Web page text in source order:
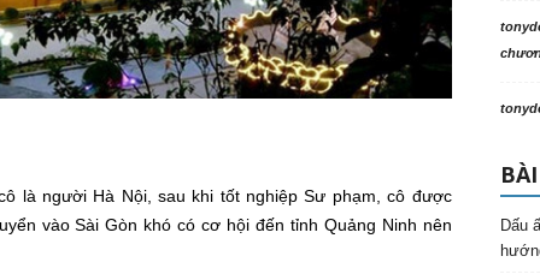
là người Hà Nội, sau khi tốt nghiệp Sư phạm, cô được
vào Sài Gòn khó có cơ hội đến tỉnh Quảng Ninh nên
Dấu